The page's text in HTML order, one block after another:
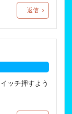
返信
ッチ押すよう